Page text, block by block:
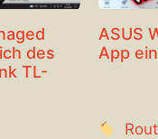
des
TL-
ASUS
App